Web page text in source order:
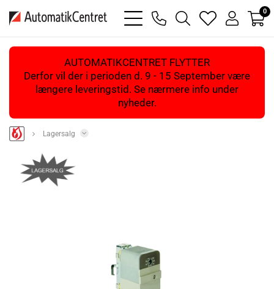
bars
light
phone
magnifying
glass
heart
light
user
light
0
AUTOMATIKCENTRET FLYTTER
Derfor vil der i perioden d. 9 - 15 September være
længere leveringstid. Se nærmere info under
nyheder.
Lagersalg